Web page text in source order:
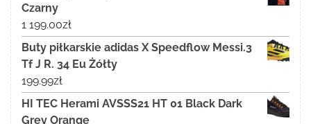
Czarny
1 199.00zł
Buty piłkarskie adidas X Speedflow Messi.3
Tf J R. 34 Eu Żółty
199.99zł
HI TEC Herami AVSSS21 HT 01 Black Dark
Grey Orange